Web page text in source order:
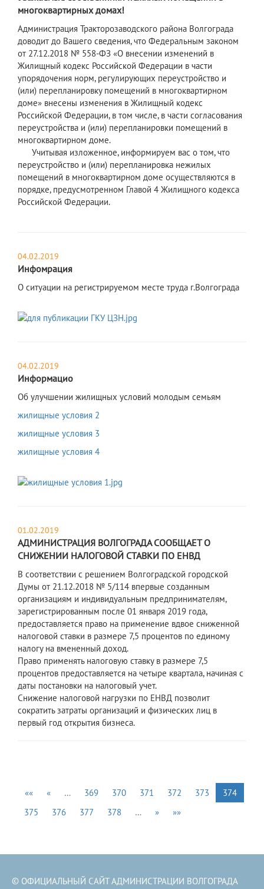
многоквартирных домах!
Администрация Тракторозаводского района Волгограда
доводит до Вашего сведения, что Федеральным законом
от 27.12.2018 № 558-ФЗ «О внесении изменений в
Жилищный кодекс Российской Федерации в части
упорядочения норм, регулирующих переустройство и
(или) перепланировку помещений в многоквартирном
доме» внесены изменения в Жилищный кодекс
Российской Федерации, в том числе, в части согласования
переустройства и (или) перепланировки помещений в
многоквартирном доме.
Учитывая изложенное, информируем вас о том, что
переустройство и (или) перепланировка нежилых
помещений в многоквартирном доме осуществляются в
порядке, предусмотренном Главой 4 Жилищного кодекса
Российской Федерации.
04.02.2019
Инфомрация
О ситуации на регистрируемом месте труда г.Волгограда
04.02.2019
Информацио
Об улучшении жилищных условий молодым семьям
жилищные условия 2
жилищные условия 3
жилищные условия 4
01.02.2019
АДМИНИСТРАЦИЯ ВОЛГОГРАДА СООБЩАЕТ О
СНИЖЕНИИ НАЛОГОВОЙ СТАВКИ ПО ЕНВД
В соответствии с решением Волгоградской городской
Думы от 21.12.2018 № 5/114 впервые созданным
организациям и индивидуальным предпринимателям,
зарегистрированным после 01 января 2019 года,
предоставляется право на применение вдвое сниженной
налоговой ставки в размере 7,5 процентов по единому
налогу на вмененный доход.
Право применять налоговую ставку в размере 7,5
процентов предоставляется на четыре квартала, начиная с
даты постановки на налоговый учет.
Снижение налоговой нагрузки по ЕНВД позволит
сократить затраты организаций и физических лиц в
первый год открытия бизнеса.
«« « … 369 370 371 372 373
374
375
376 377 378 … » »»
© ОФИЦИАЛЬНЫЙ САЙТ АДМИНИСТРАЦИИ ВОЛГОГРАДА